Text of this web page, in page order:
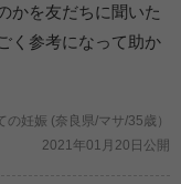
かを友だちに聞いた
く参考になって助か
の妊娠 (奈良県/マサ/35歳）
2021年01月20日公開